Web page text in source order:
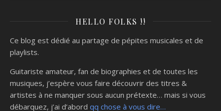
HELLO FOLKS !!
Ce blog est dédié au partage de pépites musicales et de
playlists.
Guitariste amateur, fan de biographies et de toutes les
musiques, j’espère vous faire découvrir des titres &
artistes à ne manquer sous aucun prétexte… mais si vous
débarquez, j’ai d’abord qq chose à vous dire…